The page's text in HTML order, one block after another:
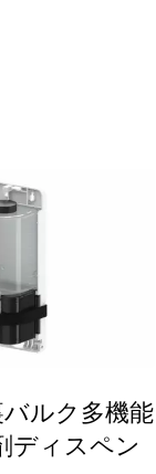
ルク多機能
ディスペン